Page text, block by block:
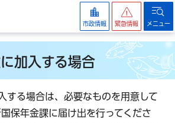
市政情報 緊急情報 メニュー
加入する場合
する場合は、必要なものを用意して
保年金課に届け出を行ってくださ